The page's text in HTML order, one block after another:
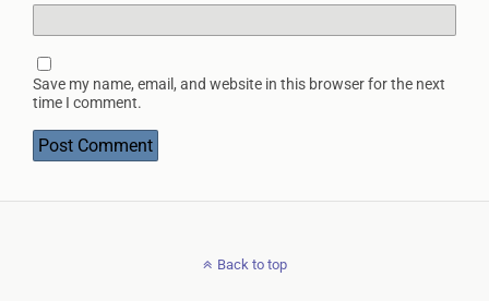
Save my name, email, and website in this browser for the next
time I comment.
Back to top